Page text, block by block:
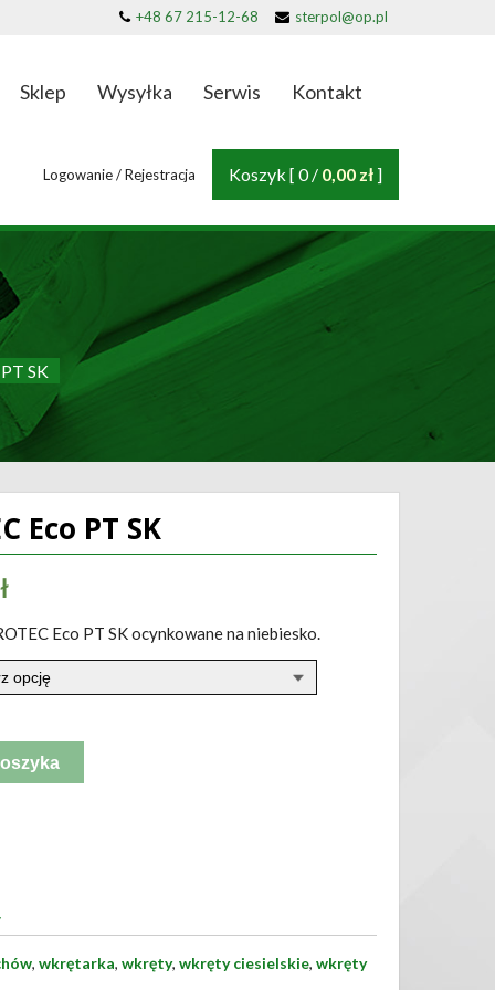
+48 67 215-12-68 sterpol@op.pl
Sklep Wysyłka Serwis Kontakt
Koszyk [ 0 / 0,00 zł ]
Logowanie / Rejestracja
SK
Eco PT SK
Eco PT SK ocynkowane na niebiesko.
, wkrętarka, wkręty, wkręty ciesielskie, wkręty